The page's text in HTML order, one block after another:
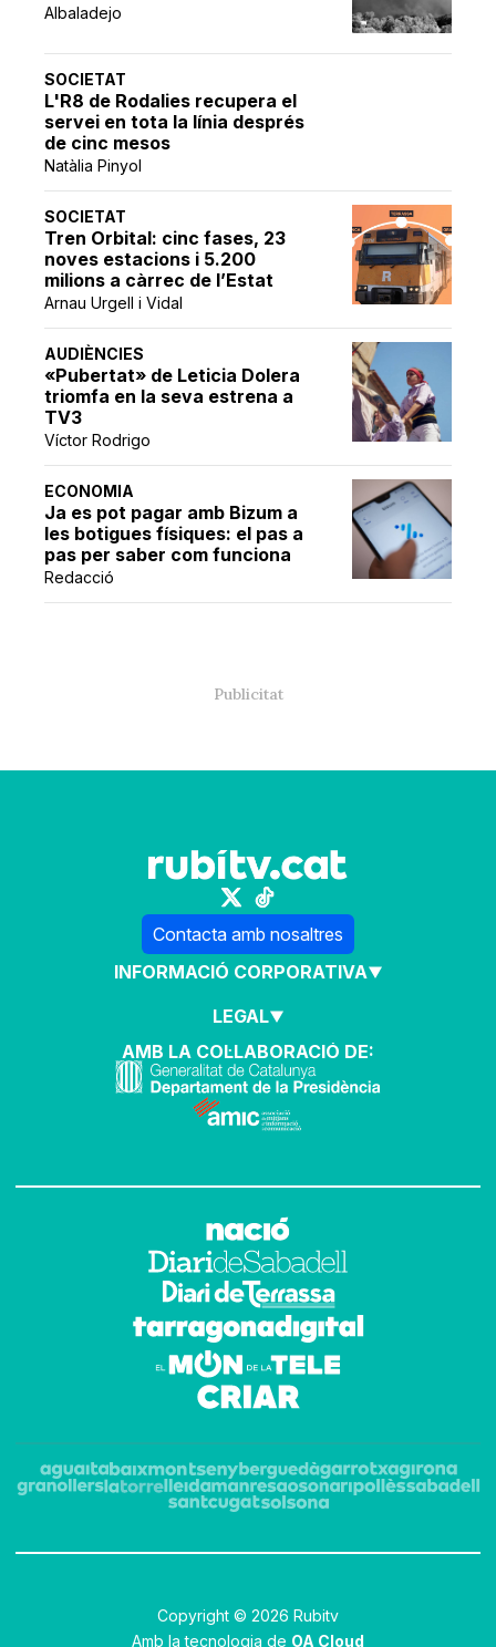
Albaladejo
SOCIETAT
L'R8 de Rodalies recupera el
servei en tota la línia després
de cinc mesos
Natàlia Pinyol
SOCIETAT
Tren Orbital: cinc fases, 23
noves estacions i 5.200
milions a càrrec de l’Estat
Arnau Urgell i Vidal
AUDIÈNCIES
«Pubertat» de Leticia Dolera
triomfa en la seva estrena a
TV3
Víctor Rodrigo
ECONOMIA
Ja es pot pagar amb Bizum a
les botigues físiques: el pas a
pas per saber com funciona
Redacció
Contacta amb nosaltres
INFORMACIÓ CORPORATIVA
LEGAL
AMB LA COL·LABORACIÓ DE:
Copyright © 2026 Rubitv
Amb la tecnologia de OA Cloud